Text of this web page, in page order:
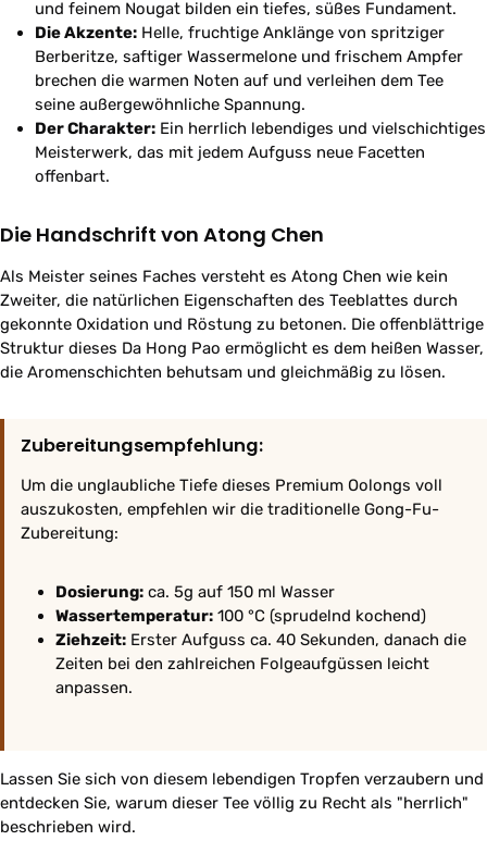
und feinem Nougat bilden ein tiefes, süßes Fundament.
Die Akzente: Helle, fruchtige Anklänge von spritziger
Berberitze, saftiger Wassermelone und frischem Ampfer
brechen die warmen Noten auf und verleihen dem Tee
seine außergewöhnliche Spannung.
Der Charakter: Ein herrlich lebendiges und vielschichtiges
Meisterwerk, das mit jedem Aufguss neue Facetten
offenbart.
Die Handschrift von Atong Chen
Als Meister seines Faches versteht es Atong Chen wie kein
Zweiter, die natürlichen Eigenschaften des Teeblattes durch
gekonnte Oxidation und Röstung zu betonen. Die offenblättrige
Struktur dieses Da Hong Pao ermöglicht es dem heißen Wasser,
die Aromenschichten behutsam und gleichmäßig zu lösen.
Zubereitungsempfehlung:
Um die unglaubliche Tiefe dieses Premium Oolongs voll
auszukosten, empfehlen wir die traditionelle Gong-Fu-
Zubereitung:
Dosierung: ca. 5g auf 150 ml Wasser
Wassertemperatur: 100 °C (sprudelnd kochend)
Ziehzeit: Erster Aufguss ca. 40 Sekunden, danach die
Zeiten bei den zahlreichen Folgeaufgüssen leicht
anpassen.
Lassen Sie sich von diesem lebendigen Tropfen verzaubern und
entdecken Sie, warum dieser Tee völlig zu Recht als "herrlich"
beschrieben wird.